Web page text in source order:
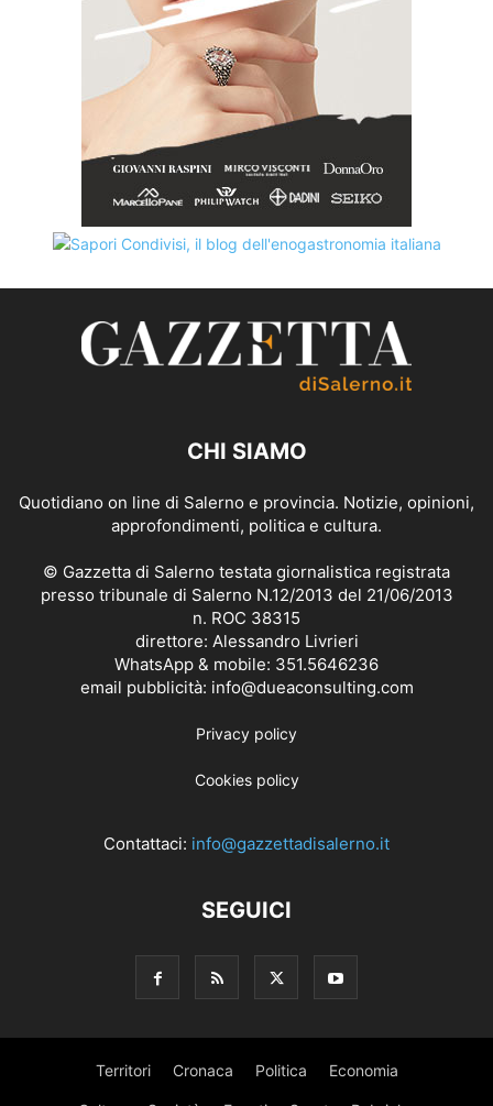
CHI SIAMO
Quotidiano on line di Salerno e provincia. Notizie, opinioni,
approfondimenti, politica e cultura.
© Gazzetta di Salerno testata giornalistica registrata
presso tribunale di Salerno N.12/2013 del 21/06/2013
n. ROC 38315
direttore: Alessandro Livrieri
WhatsApp & mobile: 351.5646236
email pubblicità: info@dueaconsulting.com
Privacy policy
Cookies policy
Contattaci: info@gazzettadisalerno.it
SEGUICI
Territori Cronaca Politica Economia